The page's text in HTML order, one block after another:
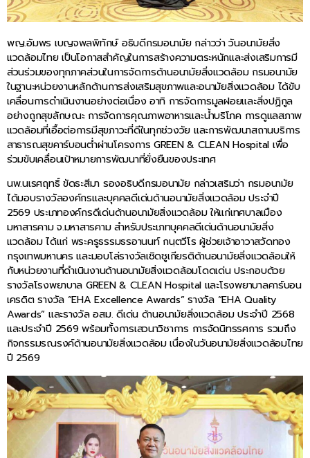
พญ.อัมพร เบญจพลพิทักษ์ อธิบดีกรมอนามัย กล่าวว่า วันอนามัยสิ่ง
แวดล้อมไทย เป็นโอกาสสำคัญในการสร้างความตระหนักและส่งเสริมการมี
ส่วนร่วมของทุกภาคส่วนในการจัดการด้านอนามัยสิ่งแวดล้อม กรมอนามัย
ในฐานะหน่วยงานหลักด้านการส่งเสริมสุขภาพและอนามัยสิ่งแวดล้อม ได้ขับ
เคลื่อนการดำเนินงานอย่างต่อเนื่อง อาทิ การจัดการมูลฝอยและสิ่งปฏิกูล
อย่างถูกสุขลักษณะ การจัดการคุณภาพอาหารและน้ำบริโภค การดูแลสภาพ
แวดล้อมที่เอื้อต่อการมีสุขภาวะที่ดีในทุกช่วงวัย และการพัฒนาสถานบริการ
สาธารณสุขคาร์บอนต่ำผ่านโครงการ GREEN & CLEAN Hospital เพื่อ
ร่วมขับเคลื่อนเป้าหมายการพัฒนาที่ยั่งยืนของประเทศ
นพ.นเรศฤทธิ์ ขัดธะสีมา รองอธิบดีกรมอนามัย กล่าวเสริมว่า กรมอนามัย
ได้มอบรางวัลองค์กรและบุคคลดีเด่นด้านอนามัยสิ่งแวดล้อม ประจำปี
2569 ประเภทองค์กรดีเด่นด้านอนามัยสิ่งแวดล้อม ให้แก่เทศบาลเมือง
มหาสารคาม จ.มหาสารคาม สำหรับประเภทบุคคลดีเด่นด้านอนามัยสิ่ง
แวดล้อม ได้แก่ พระครูธรรมธรอานนท์ กนฺตวีโร ผู้ช่วยเจ้าอาวาสวัดทอง
กรุงเทพมหานคร และมอบโล่รางวัลเชิดชูเกียรติด้านอนามัยสิ่งแวดล้อมให้
กับหน่วยงานที่ดำเนินงานด้านอนามัยสิ่งแวดล้อมโดดเด่น ประกอบด้วย
รางวัลโรงพยาบาล GREEN & CLEAN Hospital และโรงพยาบาลคาร์บอน
เครดิต รางวัล “EHA Excellence Awards” รางวัล “EHA Quality
Awards” และรางวัล อสม. ดีเด่น ด้านอนามัยสิ่งแวดล้อม ประจำปี 2568
และประจำปี 2569 พร้อมทั้งการเสวนาวิชาการ การจัดนิทรรศการ รวมถึง
กิจกรรมรณรงค์ด้านอนามัยสิ่งแวดล้อม เนื่องในวันอนามัยสิ่งแวดล้อมไทย
ปี 2569